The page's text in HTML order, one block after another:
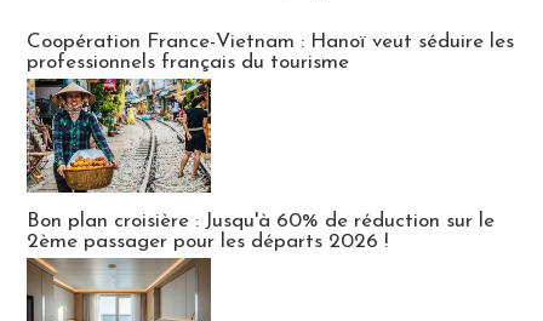
Coopération France-Vietnam : Hanoï veut séduire les
professionnels français du tourisme
Bon plan croisière : Jusqu'à 60% de réduction sur le
2ème passager pour les départs 2026 !